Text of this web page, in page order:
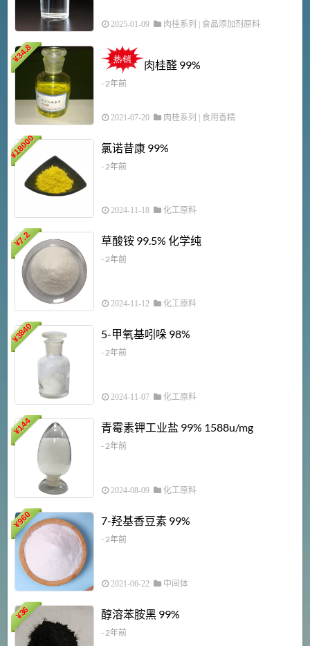
2025-01-09 肉桂系列 | 食品添加剂原料
¥
34.8
肉桂醛 99%
- 2年前
2021-07-20 肉桂系列 | 食用香精
¥
18000 氯诺昔康 99%
- 2年前
2024-11-18 化工原料
¥
7.2 草酸铵 99.5% 化学纯
- 2年前
2024-11-12 化工原料
¥
3840 5-甲氧基吲哚 98%
- 2年前
2024-11-07 化工原料
¥
144 青霉素钾工业盐 99% 1588u/mg
- 2年前
2024-08-09 化工原料
¥
960 7-羟基香豆素 99%
- 2年前
2021-06-22 中间体
¥
36 醇溶苯胺黑 99%
- 2年前